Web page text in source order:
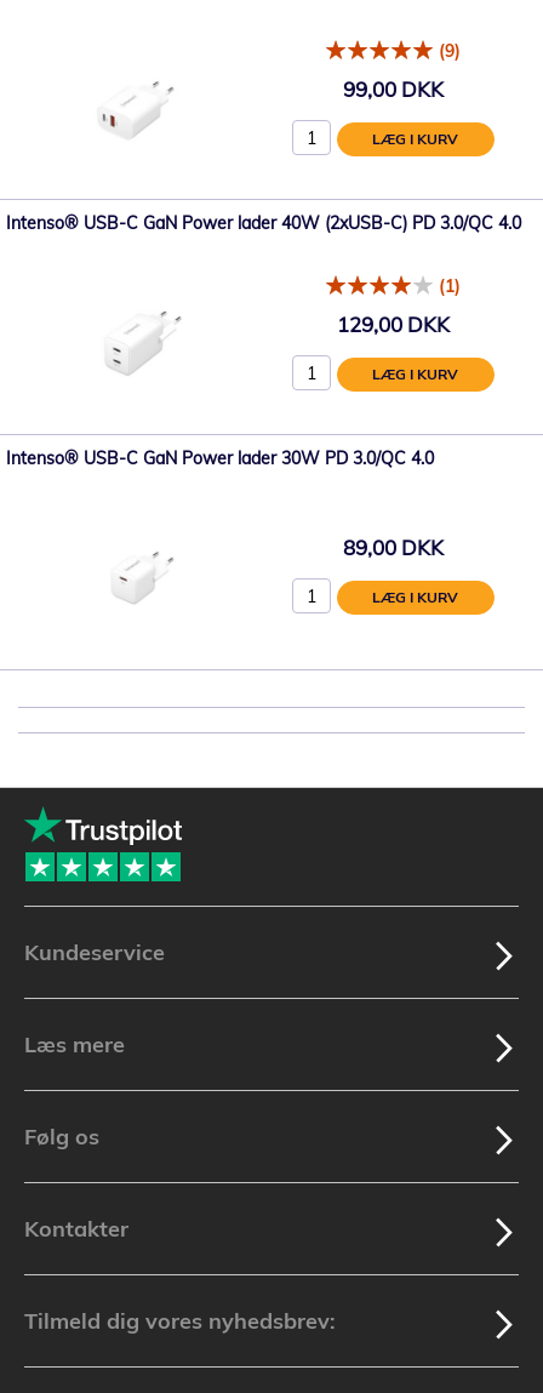
(9)
99,00 DKK
LÆG I KURV
Intenso® USB-C GaN Power lader 40W (2xUSB-C) PD 3.0/QC 4.0
(1)
129,00 DKK
LÆG I KURV
Intenso® USB-C GaN Power lader 30W PD 3.0/QC 4.0
89,00 DKK
LÆG I KURV
Kundeservice
Læs mere
Følg os
Kontakter
Tilmeld dig vores nyhedsbrev: